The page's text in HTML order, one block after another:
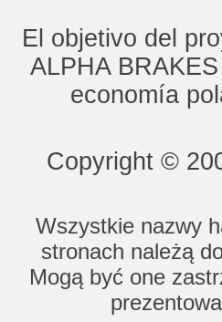
El objetivo del
ALPHA
economía
Copyright ©
Wszystkie nazwy
stronach należą
Mogą być one